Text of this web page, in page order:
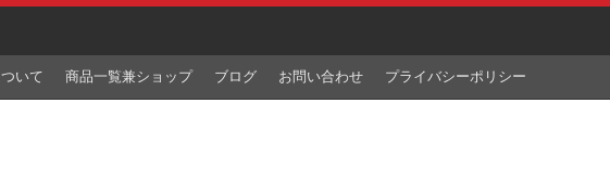
いて 商品一覧兼ショップ ブログ お問い合わせ プライバシーポリシー